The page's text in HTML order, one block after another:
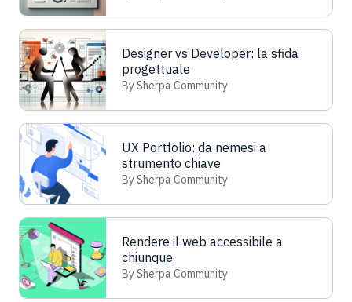
Designer vs Developer: la sfida
progettuale
By Sherpa Community
UX Portfolio: da nemesi a
strumento chiave
By Sherpa Community
Rendere il web accessibile a
chiunque
By Sherpa Community